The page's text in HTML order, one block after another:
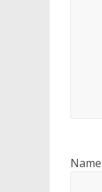
Name